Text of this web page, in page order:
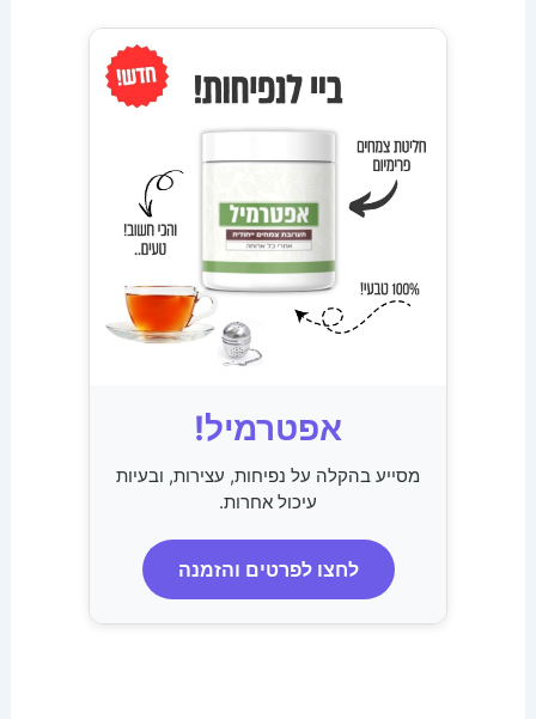
אפטרמיל!
מסייע בהקלה על נפיחות, עצירות, ובעיות
עיכול אחרות.
לחצו לפרטים והזמנה